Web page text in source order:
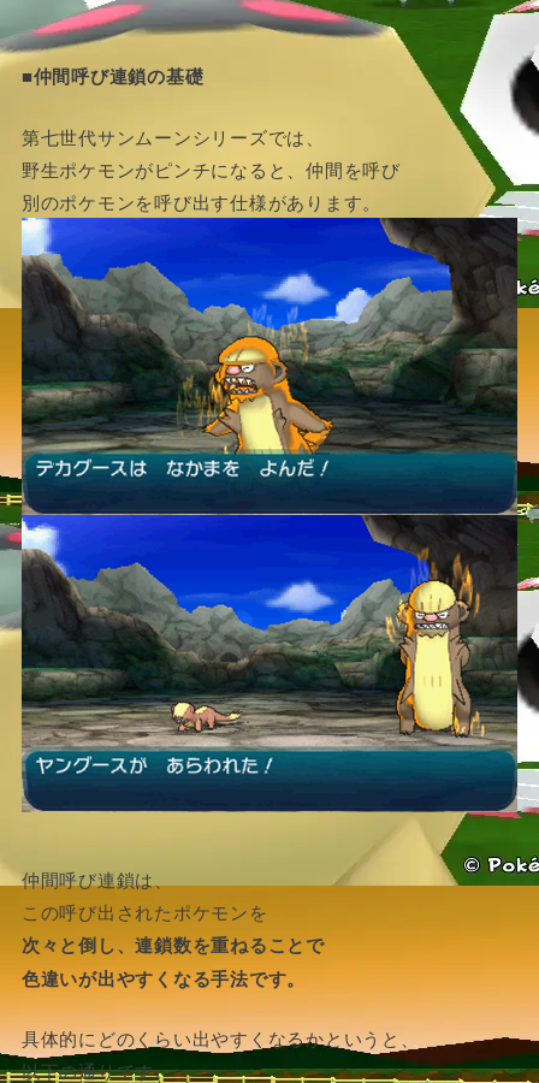
■仲間呼び連鎖の基礎
第七世代サンムーンシリーズでは、
野生ポケモンがピンチになると、仲間を呼び
別のポケモンを呼び出す仕様があります。
仲間呼び連鎖は、
この呼び出されたポケモンを
次々と倒し、連鎖数を重ねることで
色違いが出やすくなる手法です。
具体的にどのくらい出やすくなるかというと、
以下の通りです。